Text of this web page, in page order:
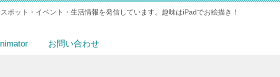
ポット・イベント・生活情報を発信しています。趣味はiPadでお絵描き！
お問い合わせ